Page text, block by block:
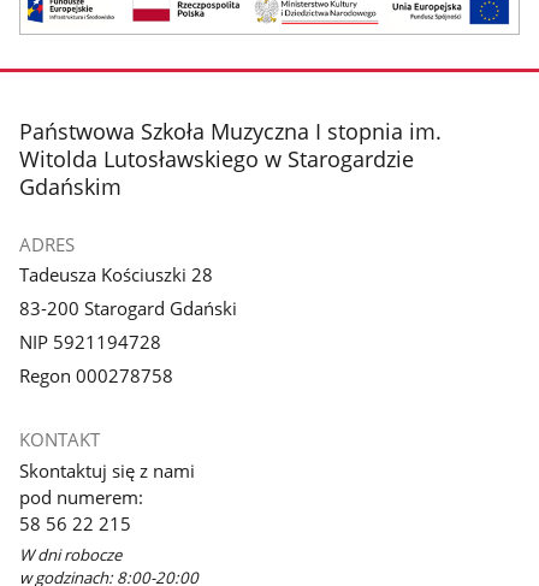
stopka
Państwowa Szkoła Muzyczna I stopnia im.
Witolda Lutosławskiego w Starogardzie
Gdańskim
ADRES
Tadeusza Kościuszki 28
83-200 Starogard Gdański
NIP 5921194728
Regon 000278758
KONTAKT
Skontaktuj się z nami
pod numerem:
58 56 22 215
W dni robocze
w godzinach: 8:00-20:00